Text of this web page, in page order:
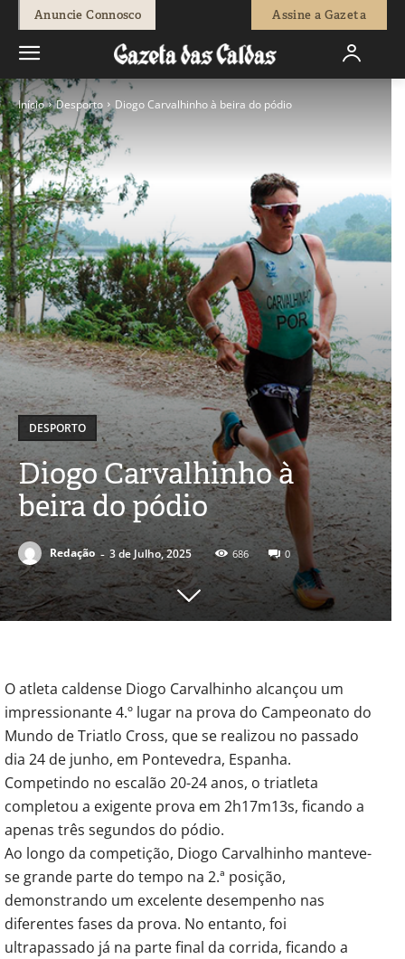
Anuncie Connosco Assine a Gazeta
Início Desporto Diogo Carvalhinho à beira do pódio
DESPORTO
Diogo Carvalhinho à
beira do pódio
Redação - 3 de Julho, 2025 686 0
O atleta caldense Diogo Carvalhinho alcançou um
impressionante 4.º lugar na prova do Campeonato do
Mundo de Triatlo Cross, que se realizou no passado
dia 24 de junho, em Pontevedra, Espanha.
Competindo no escalão 20-24 anos, o triatleta
completou a exigente prova em 2h17m13s, ficando a
apenas três segundos do pódio.
Ao longo da competição, Diogo Carvalhinho manteve-
se grande parte do tempo na 2.ª posição,
demonstrando um excelente desempenho nas
diferentes fases da prova. No entanto, foi
ultrapassado já na parte final da corrida, ficando a